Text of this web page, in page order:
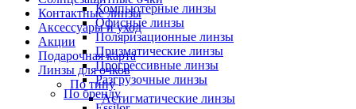
Контактные линзы
Аксессуары и уход
Акции
Подарочная карта
Линзы для очков
По типу
Астигматические линзы
Компьютерные линзы
Офисные линзы
Поляризационные линзы
Призматические линзы
Прогрессивные линзы
Разгрузочные линзы
По бренду